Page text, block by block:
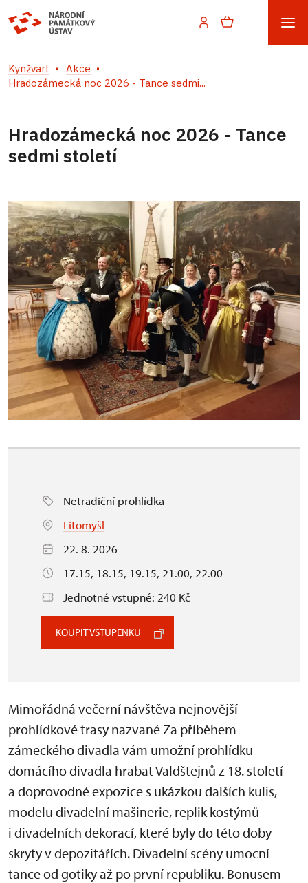
Kynžvart
Akce
Hradozámecká noc 2026 - Tance sedmi...
Hradozámecká noc 2026 - Tance
sedmi století
Netradiční prohlídka
Litomyšl
22. 8. 2026
17.15, 18.15, 19.15, 21.00, 22.00
Jednotné vstupné: 240 Kč
KOUPIT VSTUPENKU
Mimořádná večerní návštěva nejnovější
prohlídkové trasy nazvané Za příběhem
zámeckého divadla vám umožní prohlídku
domácího divadla hrabat Valdštejnů z 18. století
a doprovodné expozice s ukázkou dalších kulis,
modelu divadelní mašinerie, replik kostýmů
i divadelních dekorací, které byly do této doby
skryty v depozitářích. Divadelní scény umocní
tance od gotiky až po první republiku. Bonusem